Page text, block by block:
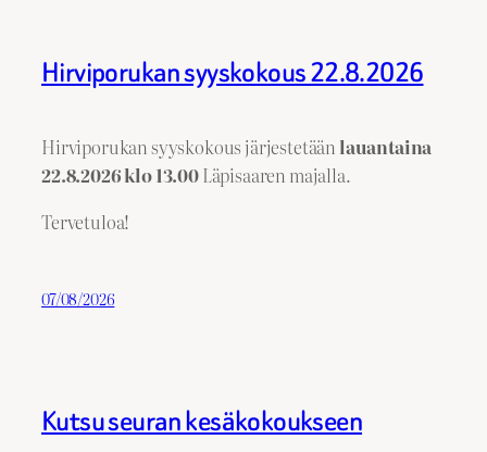
Hirviporukan syyskokous 22.8.2026
Hirviporukan syyskokous järjestetään lauantaina
22.8.2026 klo 13.00Läpisaaren majalla.
Tervetuloa!
07/08/2026
Kutsu seuran kesäkokoukseen